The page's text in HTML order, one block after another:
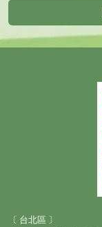
〔 台北區 〕